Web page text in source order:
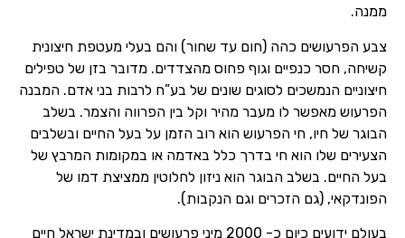
ממנה.
צבע הפרעושים כהה (חום עד שחור) והם בעלי מעטפת חיצונית
קשיחה, חסר כנפיים וגוף פחוס מהצדדים. מדובר בזן של טפילים
חיצוניים הנמשכים לסוגים שונים של בע”ח לרבות בני אדם. המבנה
הפרעוש מאפשר לו מעבר מהיר וקל בין הפרווה והצמר. בשלב
הבוגר של חיו, חי הפרעוש הוא רוב הזמן על בעל החיים ובשלבים
הצעירים שלו הוא חי בדרך כלל באדמה או במקומות המרבץ של
בעל החיים. בשלב הבוגר הוא ניזון לחלוטין ממציצת דמו של
הפונדקאי, (גם הזכרים וגם הנקבות).
בעולם ידועים כיום כ- 2000 מיני פרעושים ובמדינת ישראל חיים